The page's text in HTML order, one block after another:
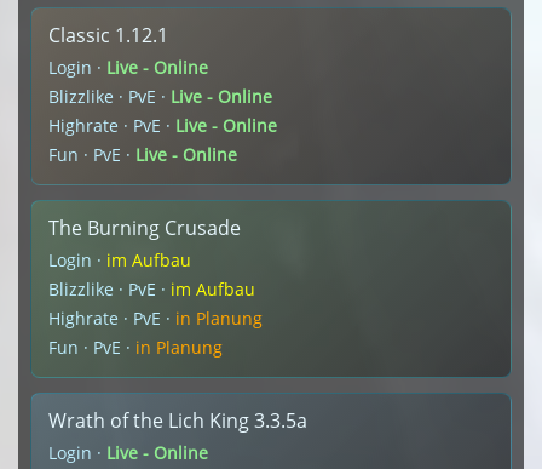
Classic 1.12.1
Login · Live - Online
Blizzlike · PvE · Live - Online
Highrate · PvE · Live - Online
Fun · PvE · Live - Online
The Burning Crusade
Login · im Aufbau
Blizzlike · PvE · im Aufbau
Highrate · PvE · in Planung
Fun · PvE · in Planung
Wrath of the Lich King 3.3.5a
Login · Live - Online